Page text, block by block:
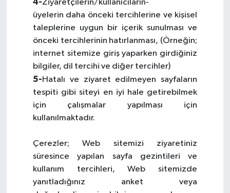
4-Ziyaretçilerin/kullanıcıların-
üyelerin daha önceki tercihlerine ve kişisel
taleplerine uygun bir içerik sunulması ve
önceki tercihlerinin hatırlanması, (Örneğin;
internet sitemize giriş yaparken girdiğiniz
bilgiler, dil tercihi ve diğer tercihler)
5-Hatalı ve ziyaret edilmeyen sayfaların
tespiti gibi siteyi en iyi hale getirebilmek
için çalışmalar yapılması için
kullanılmaktadır.
Çerezler; Web sitemizi ziyaretiniz
süresince yapılan sayfa gezintileri ve
kullanım tercihleri, Web sitemizde
yanıtladığınız anket veya